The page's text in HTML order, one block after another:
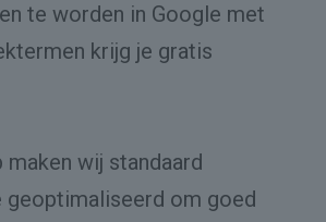
te worden in Google met
krijg je gratis
wij standaard
geoptimaliseerd om goed